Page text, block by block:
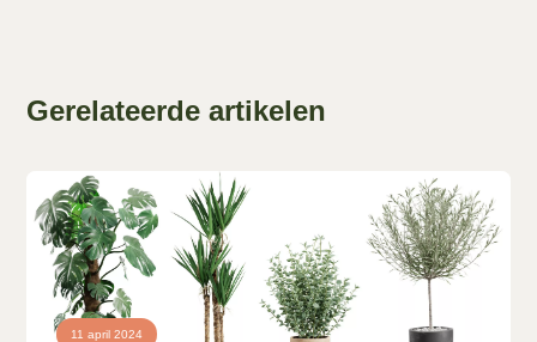
Gerelateerde artikelen
11 april 2024